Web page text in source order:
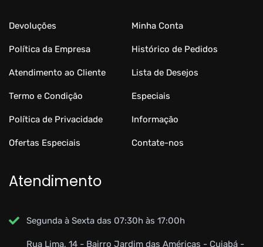
Devoluções
Política da Empresa
Atendimento ao Cliente
Termo e Condição
Política de Privacidade
Ofertas Especiais
Minha Conta
Histórico de Pedidos
Lista de Desejos
Especiais
Informação
Contate-nos
Atendimento
Segunda à Sexta das 07:30h às 17:00h
Rua Lima, 14 - Bairro Jardim das Américas - Cuiabá -